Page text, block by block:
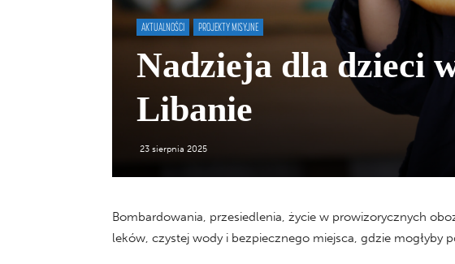
AKTUALNOŚCI PROJEKTY MISYJNE
Nadzieja dla dzieci
Libanie
23 sierpnia 2025
Bombardowania, przesiedlenia, życie w prowizorycznych
leków, czystej wody i bezpiecznego miejsca, gdzie mogłyby